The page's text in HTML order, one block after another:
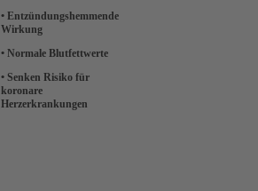
• Entzündungshemmende
Wirkung
• Normale Blutfettwerte
• Senken Risiko für
koronare
Herzerkrankungen